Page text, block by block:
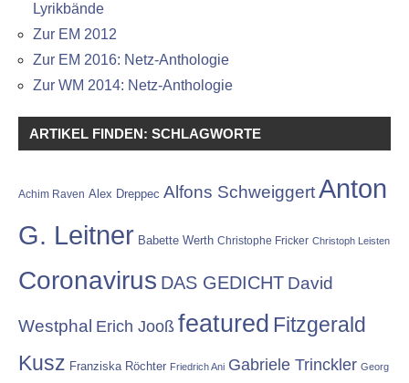
Lyrikbände
Zur EM 2012
Zur EM 2016: Netz-Anthologie
Zur WM 2014: Netz-Anthologie
ARTIKEL FINDEN: SCHLAGWORTE
Achim Raven Alex Dreppec Alfons SchweiggertAnton
G. Leitner Babette Werth Christophe Fricker Christoph Leisten
Coronavirus DAS GEDICHT David
Westphal Erich Jooß featured Fitzgerald
Kusz Franziska Röchter Friedrich Ani Gabriele Trinckler Georg